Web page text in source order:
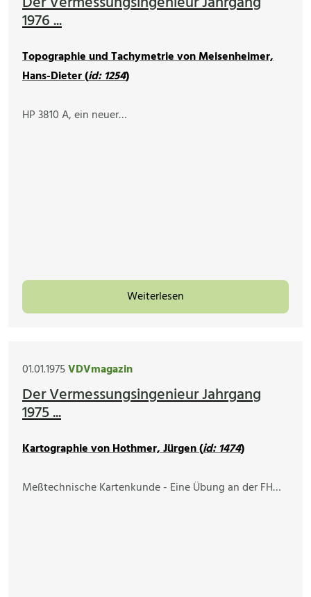
1976 ...
Topographie und Tachymetrie von Meisenheimer,
Hans-Dieter (id: 1254)
HP 3810 A, ein neuer…
Weiterlesen
01.01.1975VDVmagazin
Der Vermessungsingenieur Jahrgang
1975 ...
Kartographie von Hothmer, Jürgen (id: 1474)
Meßtechnische Kartenkunde - Eine Übung an der FH…